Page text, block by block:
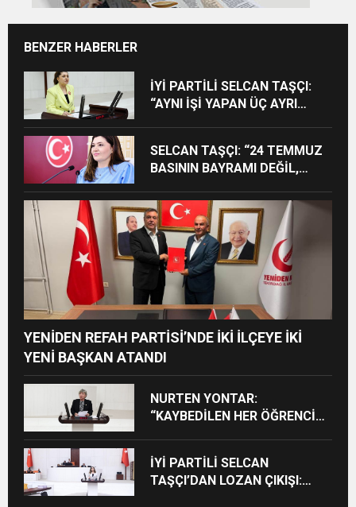
BENZER HABERLER
İYİ PARTİLİ SELCAN TAŞÇI:
“AYNI İŞİ YAPAN ÜÇ AYRI
SELCAN TAŞÇI: “24 TEMMUZ
BASININ BAYRAMI DEĞİL,
YENİDEN REFAH PARTİSİ’NDE İKİ İLÇEYE İKİ
YENİ BAŞKAN ATANDI
NURTEN YONTAR:
“KAYBEDİLEN HER ÖĞRENCİ
İYİ PARTİLİ SELCAN
TAŞÇI’DAN LOZAN ÇIKIŞI: